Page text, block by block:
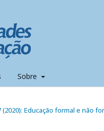
Sobre
(2020): Educação formal e não